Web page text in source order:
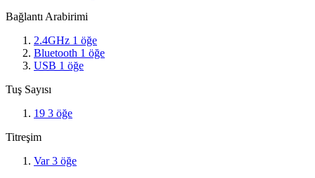
Bağlantı Arabirimi
2.4GHz 1 öğe
Bluetooth 1 öğe
USB 1 öğe
Tuş Sayısı
19 3 öğe
Titreşim
Var3 öğe